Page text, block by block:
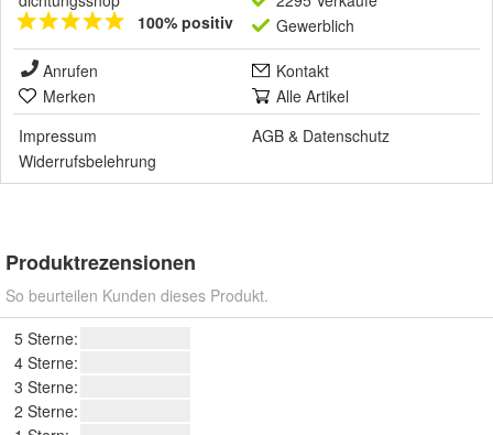
100% positiv
Gewerblich
Anrufen
Kontakt
Merken
Alle Artikel
Impressum
AGB & Datenschutz
Widerrufsbelehrung
Produktrezensionen
So beurteilen Kunden dieses Produkt.
5 Sterne:
4 Sterne:
3 Sterne:
2 Sterne: